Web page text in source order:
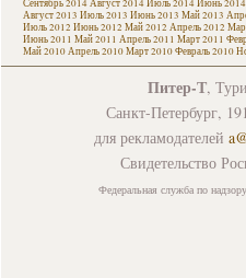
Сентябрь 2014Август 2014Июль 2014Июнь 2014
Август 2013 Июль 2013 Июнь 2013 Май 2013
Июль 2012 Июнь 2012 Май 2012 Апрель 2012
Июнь 2011 Май 2011 Апрель 2011 Март 2011
Май 2010Апрель 2010Март 2010Февраль 2010
Питер-Т,
Санкт-Петербург,
для рекламодателей
Свидетельство
Федеральная служба по